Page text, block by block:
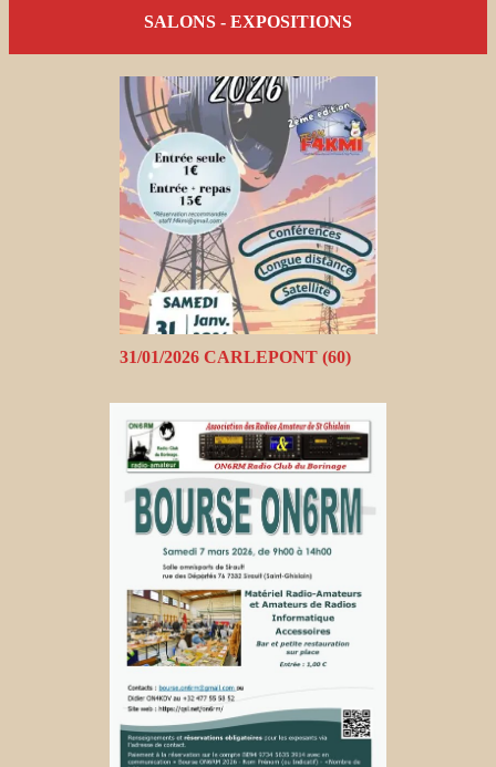
SALONS - EXPOSITIONS
31/01/2026 CARLEPONT (60)